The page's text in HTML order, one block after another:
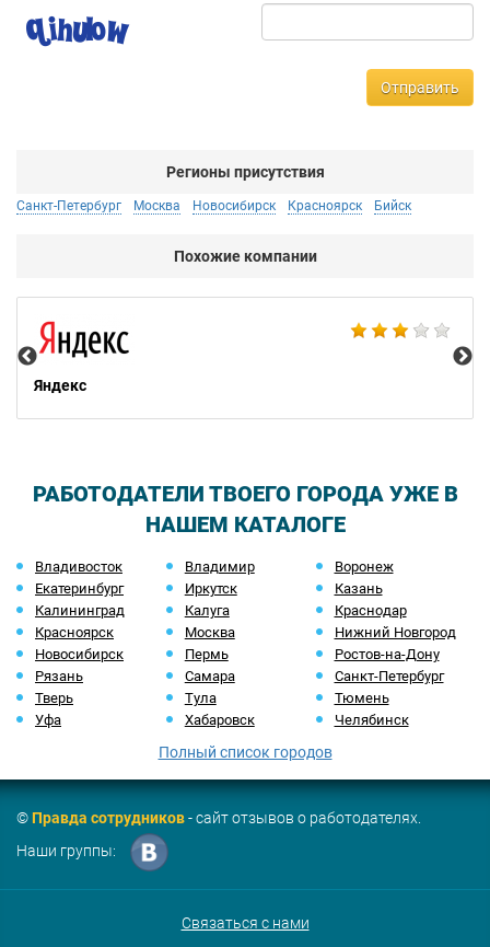
Отправить
Регионы присутствия
Санкт-Петербург Москва Новосибирск Красноярск Бийск
Похожие компании
Яндекс
РАБОТОДАТЕЛИ ТВОЕГО ГОРОДА УЖЕ В
НАШЕМ КАТАЛОГЕ
Владивосток Владимир
Воронеж
Екатеринбург
Иркутск
Казань
Калининград
Калуга
Краснодар
Красноярск
Москва
Нижний Новгород
Новосибирск
Пермь
Ростов-на-Дону
Рязань
Самара
Санкт-Петербург
Тверь
Тула
Тюмень
Уфа
Хабаровск Челябинск
Полный список городов
©Правда сотрудников- сайт отзывов о работодателях.
Наши группы:
Связаться с нами